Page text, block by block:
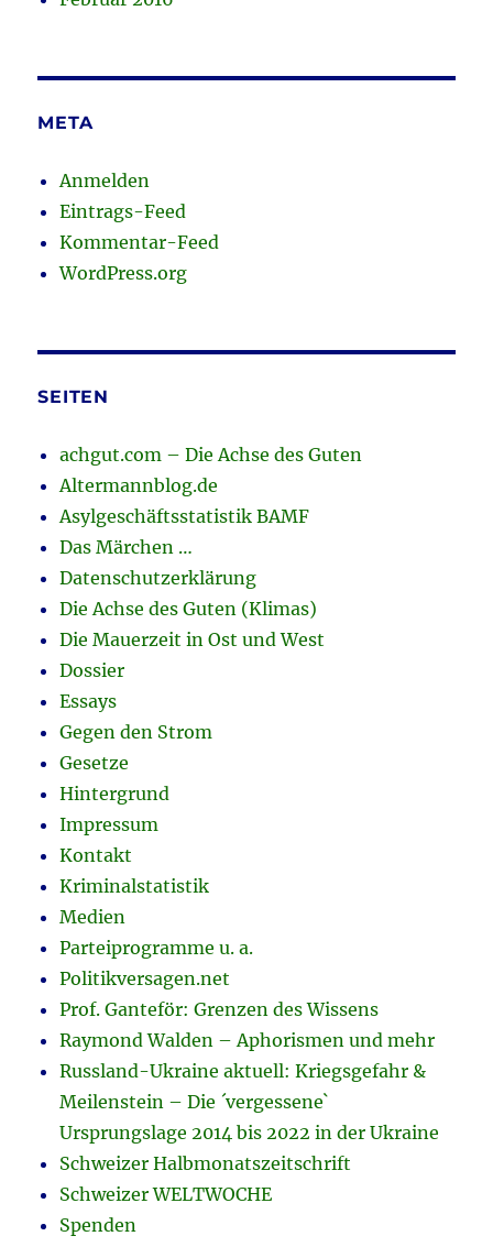
META
Anmelden
Eintrags-Feed
Kommentar-Feed
WordPress.org
SEITEN
achgut.com – Die Achse des Guten
Altermannblog.de
Asylgeschäftsstatistik BAMF
Das Märchen …
Datenschutzerklärung
Die Achse des Guten (Klimas)
Die Mauerzeit in Ost und West
Dossier
Essays
Gegen den Strom
Gesetze
Hintergrund
Impressum
Kontakt
Kriminalstatistik
Medien
Parteiprogramme u. a.
Politikversagen.net
Prof. Ganteför: Grenzen des Wissens
Raymond Walden – Aphorismen und mehr
Russland-Ukraine aktuell: Kriegsgefahr &
Meilenstein – Die ´vergessene`
Ursprungslage 2014 bis 2022 in der Ukraine
Schweizer Halbmonatszeitschrift
Schweizer WELTWOCHE
Spenden